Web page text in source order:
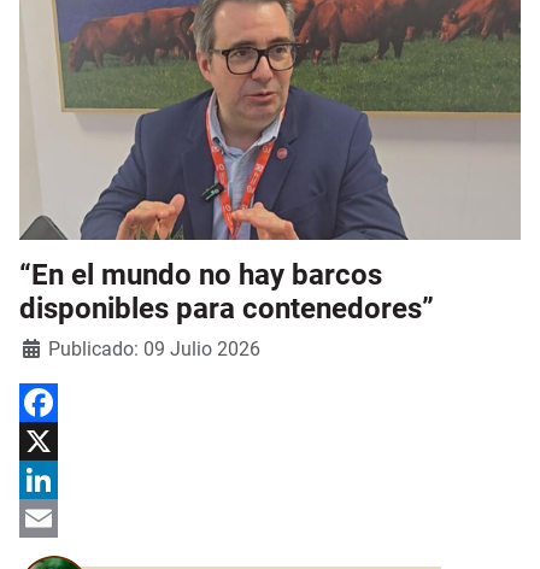
“En el mundo no hay barcos
disponibles para contenedores”
DetallesPublicado: 09 Julio 2026
Facebook
X
LinkedIn
Email